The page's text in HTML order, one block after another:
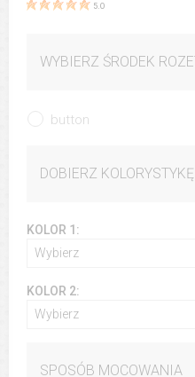
5.0
WYBIERZ ŚRODEK
button
DOBIERZ
KOLOR 1:
Wybierz
KOLOR 2:
Wybierz
SPOSÓB MOCOWANIA